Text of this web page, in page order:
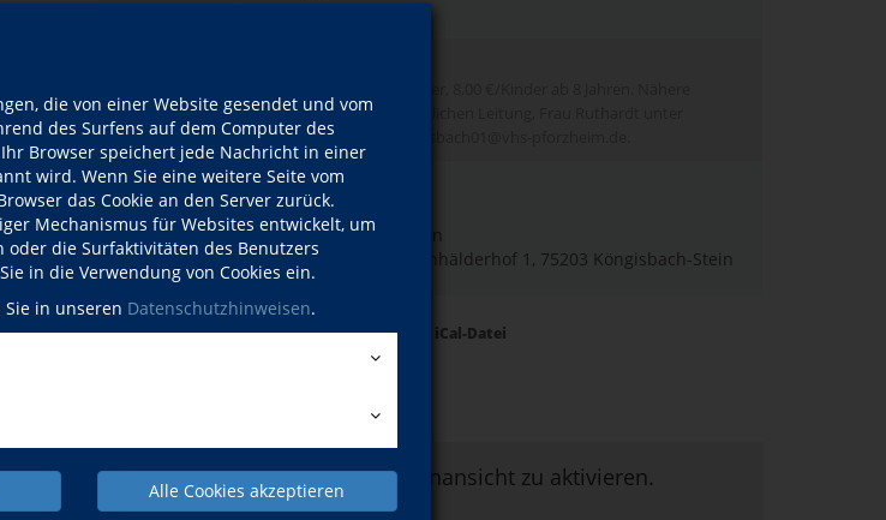
die von einer Website gesendet und vom
des Surfens auf dem Computer des
Browser speichert jede Nachricht in einer
wird. Wenn Sie eine weitere Seite vom
das Cookie an den Server zurück.
Mechanismus für Websites entwickelt, um
die Surfaktivitäten des Benutzers
in die Verwendung von Cookies ein.
in unseren Datenschutzhinweisen.
Alle Cookies akzeptieren
Informationen bei der örtlichen Leitung, Frau Ruthardt unter
07232/49254 oder koenigsbach01@vhs-pforzheim.de.
Ort
Hofgut Ehrismann
Eichhälderhof 1
75203 Königsbach-Stein
Hofgut Ehrismann, Eichhälderhof 1, 75203 Köngisbach-Stein
Kursdetails drucken Termine als iCal-Datei
Hier klicken, um Kartenansicht zu aktivieren.